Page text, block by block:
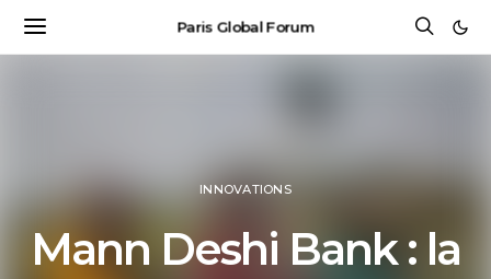
Paris Global Forum
INNOVATIONS
Mann Deshi Bank : la